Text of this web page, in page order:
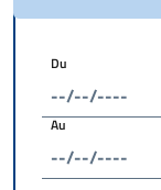
Du
Au